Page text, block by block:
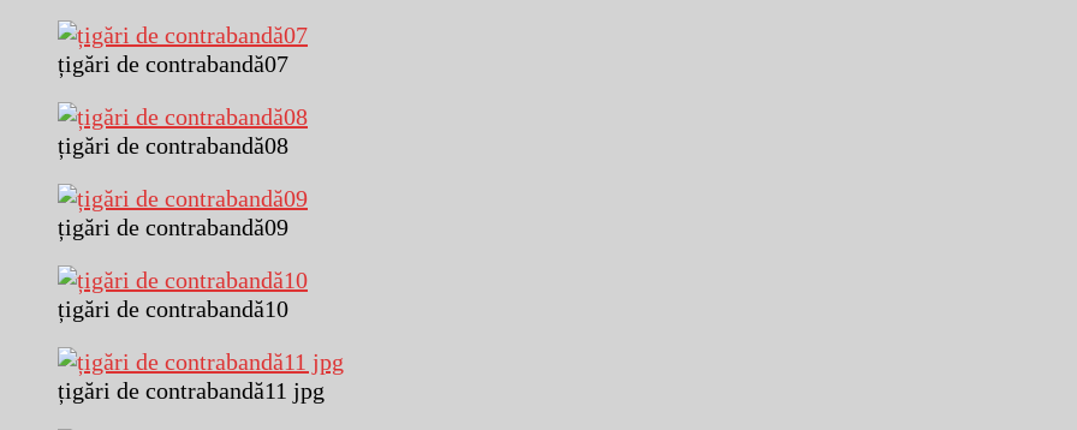
țigări de contrabandă07
țigări de contrabandă08
țigări de contrabandă09
țigări de contrabandă10
țigări de contrabandă11 jpg